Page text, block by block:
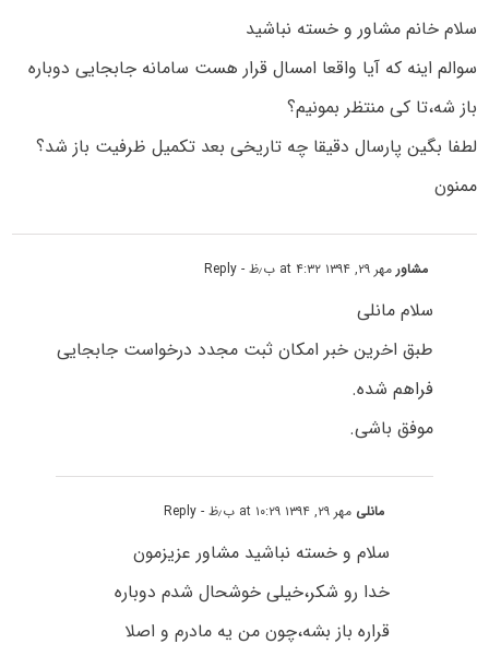
سلام خانم مشاور و خسته نباشید
سوالم اینه که آیا واقعا امسال قرار هست سامانه جابجایی دوباره
باز شه،تا کی منتظر بمونیم؟
لطفا بگین پارسال دقیقا چه تاریخی بعد تکمیل ظرفیت باز شد؟
ممنون
مشاورمهر ۲۹, ۱۳۹۴ at ۴:۳۲ ب٫ظ - Reply
سلام مانلی
طبق اخرین خبر امکان ثبت مجدد درخواست جابجایی
فراهم شده.
موفق باشی.
مانلی مهر ۲۹, ۱۳۹۴ at ۱۰:۲۹ ب٫ظ - Reply
سلام و خسته نباشید مشاور عزیزمون
خدا رو شکر،خیلی خوشحال شدم دوباره
قراره باز بشه،چون من یه مادرم و اصلا